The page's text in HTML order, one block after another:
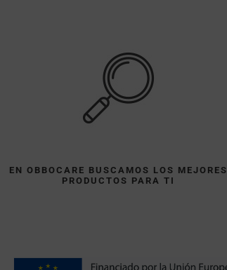
EN OBBOCARE BUSCAMOS LOS MEJORES
PRODUCTOS PARA TI